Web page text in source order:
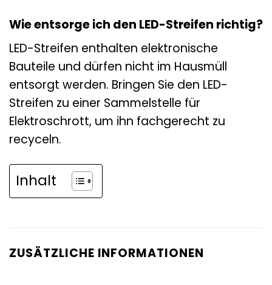
Wie entsorge ich den LED-Streifen richtig?
LED-Streifen enthalten elektronische
Bauteile und dürfen nicht im Hausmüll
entsorgt werden. Bringen Sie den LED-
Streifen zu einer Sammelstelle für
Elektroschrott, um ihn fachgerecht zu
recyceln.
Inhalt
ZUSÄTZLICHE INFORMATIONEN